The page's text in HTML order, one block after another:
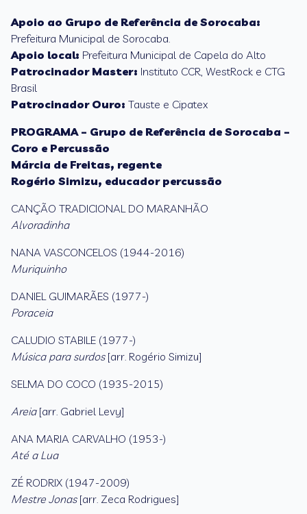
Apoio ao Grupo de Referência de Sorocaba:
Prefeitura Municipal de Sorocaba.
Apoio local: Prefeitura Municipal de Capela do Alto
Patrocinador Master: Instituto CCR, WestRock e CTG
Brasil
Patrocinador Ouro: Tauste e Cipatex
PROGRAMA – Grupo de Referência de Sorocaba –
Coro e Percussão
Márcia de Freitas, regente
Rogério Simizu, educador percussão
CANÇÃO TRADICIONAL DO MARANHÃO
Alvoradinha
NANA VASCONCELOS (1944-2016)
Muriquinho
DANIEL GUIMARÃES (1977-)
Poraceia
CALUDIO STABILE (1977-)
Música para surdos[arr. Rogério Simizu]
SELMA DO COCO (1935-2015)
Areia [arr. Gabriel Levy]
ANA MARIA CARVALHO (1953-)
Até a Lua
ZÉ RODRIX (1947-2009)
Mestre Jonas[arr. Zeca Rodrigues]